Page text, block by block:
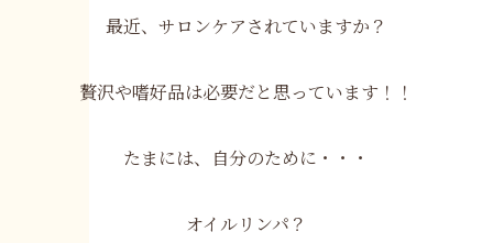
最近、サロンケアされていますか？
贅沢や嗜好品は必要だと思っています！！
たまには、自分のために・・・
オイルリンパ？